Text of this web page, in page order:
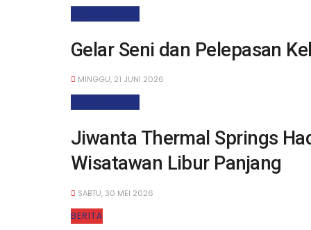
Gelar Seni dan Pelepasan
MINGGU, 21 JUNI 2026
Jiwanta Thermal Springs
Wisatawan Libur Panjang
SABTU, 30 MEI 2026
BERITA